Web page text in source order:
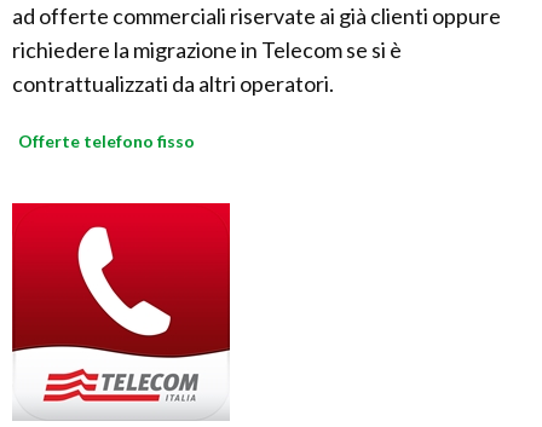
ad offerte commerciali riservate ai già clienti oppure
richiedere la migrazione in Telecom se si è
contrattualizzati da altri operatori.
Offerte telefono fisso